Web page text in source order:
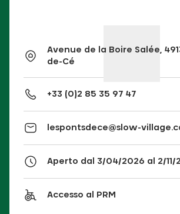
Avenue de la Boire Salée,
de-Cé
+33 (0)2 85 35 97 47
lespontsdece@slow-
Aperto dal 3/04/2026 al 2/11/
Accesso al PRM